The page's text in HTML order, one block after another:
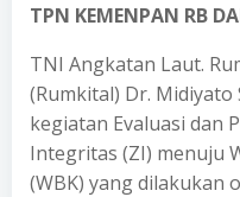
TPN KEMENPAN RB
TNI Angkatan Laut.
(Rumkital) Dr.
kegiatan Evaluasi dan
Integritas (ZI) menuju
(WBK) yang dilakukan